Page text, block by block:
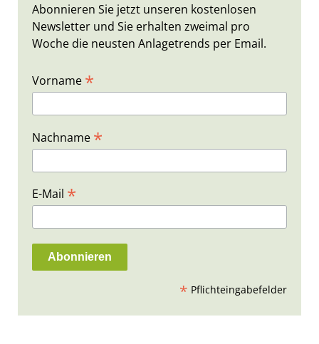
Abonnieren Sie jetzt unseren kostenlosen
Newsletter und Sie erhalten zweimal pro
Woche die neusten Anlagetrends per Email.
Vorname *
Nachname *
E-Mail *
* Pflichteingabefelder